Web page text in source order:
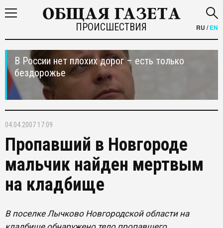
ПРОИСШЕСТВИЯ RU /EN
В России нет плохих дорог – есть только
бездорожье
04.04.2007 17:09
Пропавший в Новгороде
мальчик найден мертвым
на кладбище
В поселке Лычково Новгородской области на